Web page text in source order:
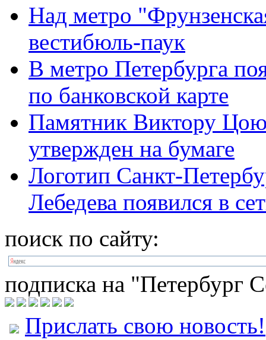
Над метро
вестибюль-паук
В метро Петербурга
по банковской карте
Памятник Виктору
утвержден на бумаге
Логотип Санкт-
Лебедева появился в
поиск по сайту:
подписка на "Петербург
Прислать свою новость!